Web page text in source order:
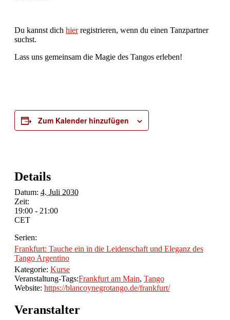
Du kannst dich hierregistrieren, wenn du einen Tanzpartner
suchst.
Lass uns gemeinsam die Magie des Tangos erleben!
Zum Kalender hinzufügen
Details
Datum: 4. Juli 2030
Zeit:
19:00 - 21:00
CET
Serien:
Frankfurt: Tauche ein in die Leidenschaft und Eleganz des
Tango Argentino
Kategorie: Kurse
Veranstaltung-Tags:Frankfurt am Main, Tango
Website: https://blancoynegrotango.de/frankfurt/
Veranstalter